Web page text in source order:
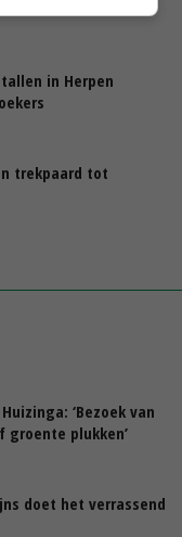
in Herpen
trekpaard tot
‘Bezoek van
groente plukken’
doet het verrassend